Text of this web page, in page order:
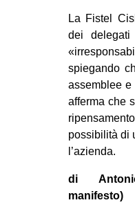
La Fistel
dei delegati
spiegando
assemblee e
afferma che
possibilità di
l’azienda.
di
manifesto)